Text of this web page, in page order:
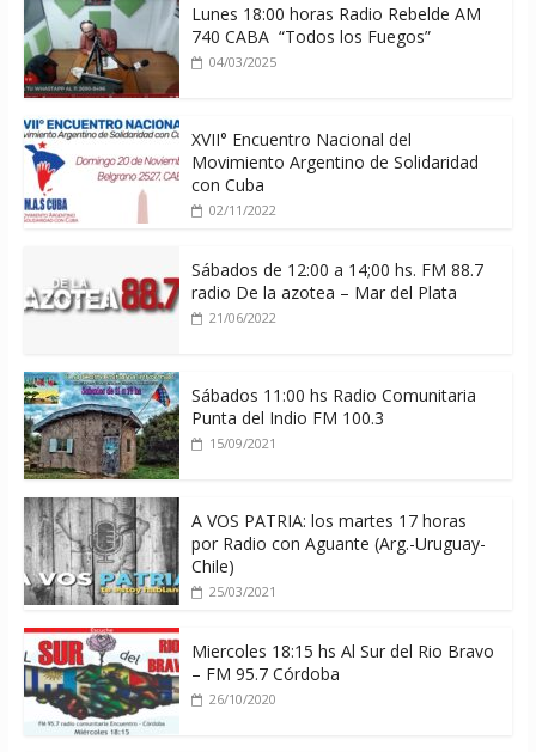
Lunes 18:00 horas Radio Rebelde AM
740 CABA “Todos los Fuegos”
04/03/2025
XVII° Encuentro Nacional del
Movimiento Argentino de Solidaridad
con Cuba
02/11/2022
Sábados de 12:00 a 14;00 hs. FM 88.7
radio De la azotea – Mar del Plata
21/06/2022
Sábados 11:00 hs Radio Comunitaria
Punta del Indio FM 100.3
15/09/2021
A VOS PATRIA: los martes 17 horas
por Radio con Aguante (Arg.-Uruguay-
Chile)
25/03/2021
Miercoles 18:15 hs Al Sur del Rio Bravo
– FM 95.7 Córdoba
26/10/2020